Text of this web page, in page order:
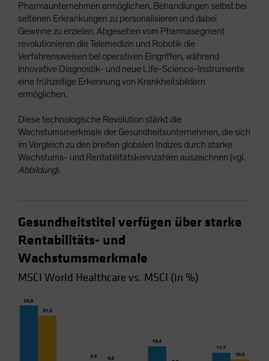
Pharmaunternehmen ermöglichen, Behandlungen selbst bei
seltenen Erkrankungen zu personalisieren und dabei
Gewinne zu erzielen. Abgesehen vom Pharmasegment
revolutionieren die Telemedizin und Robotik die
Verfahrensweisen bei operativen Eingriffen, während
innovative Diagnostik- und neue Life-Science-Instrumente
eine frühzeitige Erkennung von Krankheitsbildern
ermöglichen.
Diese technologische Revolution stärkt die
Wachstumsmerkmale der Gesundheitsunternehmen, die sich
im Vergleich zu den breiten globalen Indizes durch starke
Wachstums- und Rentabilitätskennzahlen auszeichnen (vgl.
Abbildung).
Gesundheitstitel verfügen über starke
Rentabilitäts- und
Wachstumsmerkmale
MSCI World Healthcare vs. MSCI (in %)